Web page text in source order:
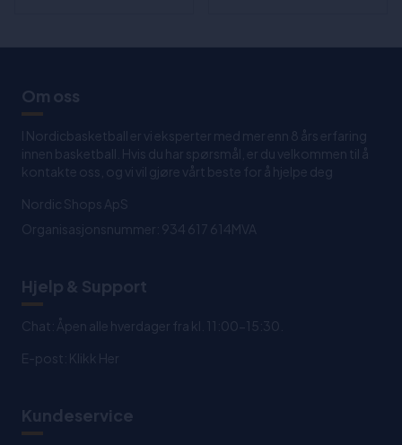
Om oss
I Nordicbasketball er vi eksperter med mer enn 8 års erfaring
innen basketball. Hvis du har spørsmål, er du velkommen til å
kontakte oss, og vi vil gjøre vårt beste for å hjelpe deg
Nordic Shops ApS
Organisasjonsnummer: 934 617 614MVA
Hjelp & Support
Chat: Åpen alle hverdager fra kl. 11:00-15:30.
E-post: Klikk Her
Kundeservice